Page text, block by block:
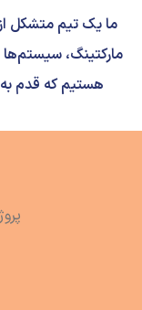
ما یک تیم متشکل
مارکتینگ،
هستیم که قدم